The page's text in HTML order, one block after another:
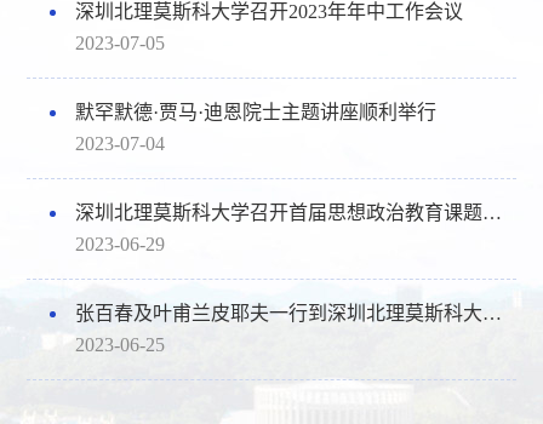
深圳北理莫斯科大学召开2023年年中工作会议
2023-07-05
默罕默德·贾马·迪恩院士主题讲座顺利举行
2023-07-04
深圳北理莫斯科大学召开首届思想政治教育课题结项评审会
2023-06-29
张百春及叶甫兰皮耶夫一行到深圳北理莫斯科大学开展学术交流
2023-06-25